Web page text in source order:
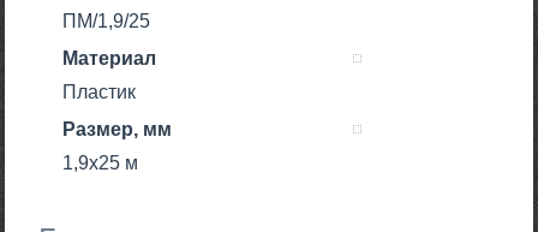
ПМ/1,9/25
Материал
Пластик
Размер, мм
1,9x25 м